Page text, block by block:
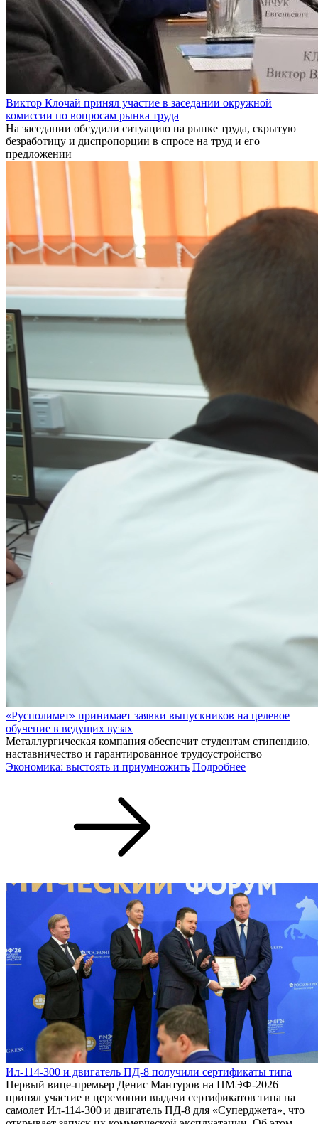
Виктор Клочай принял участие в заседании окружной
комиссии по вопросам рынка труда
На заседании обсудили ситуацию на рынке труда, скрытую
безработицу и диспропорции в спросе на труд и его
предложении
«Русполимет» принимает заявки выпускников на целевое
обучение в ведущих вузах
Металлургическая компания обеспечит студентам стипендию,
наставничество и гарантированное трудоустройство
Экономика: выстоять и приумножить Подробнее
Ил-114-300 и двигатель ПД-8 получили сертификаты типа
Первый вице-премьер Денис Мантуров на ПМЭФ-2026
принял участие в церемонии выдачи сертификатов типа на
самолет Ил-114-300 и двигатель ПД-8 для «Суперджета», что